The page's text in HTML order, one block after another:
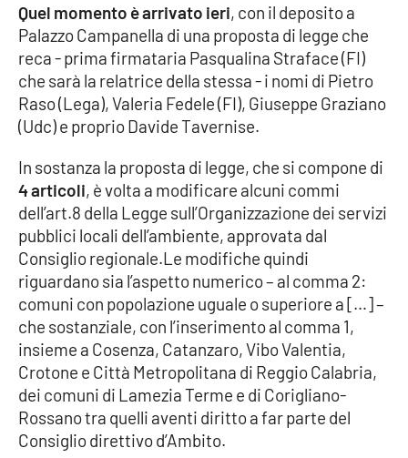
Politica
Sanità
Società
RUBRICHE
Good Morning Vietnam
Parchi Marini Calabria
Leggendo Alvaro insieme
Imprese Di Calabria
Le perfidie di Antonella Grippo
Quel momento è arrivato ieri, con il deposito a
Palazzo Campanella di una proposta di legge che
reca - prima firmataria Pasqualina Straface (FI)
che sarà la relatrice della stessa - i nomi di Pietro
Raso (Lega), Valeria Fedele (FI), Giuseppe Graziano
(Udc) e proprio Davide Tavernise.
In sostanza la proposta di legge, che si compone di
4 articoli, è volta a modificare alcuni commi
dell’art.8 della Legge sull’Organizzazione dei servizi
pubblici locali dell’ambiente, approvata dal
Consiglio regionale.Le modifiche quindi
riguardano sia l’aspetto numerico – al comma 2:
comuni con popolazione uguale o superiore a […] –
che sostanziale, con l’inserimento al comma 1,
insieme a Cosenza, Catanzaro, Vibo Valentia,
Crotone e Città Metropolitana di Reggio Calabria,
dei comuni di Lamezia Terme e di Corigliano-
Rossano tra quelli aventi diritto a far parte del
Consiglio direttivo d’Ambito.